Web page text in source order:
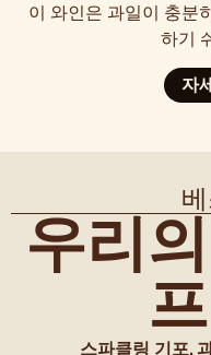
이 와인은 과일이 충분
하기
자
우리
스파클링 기포,